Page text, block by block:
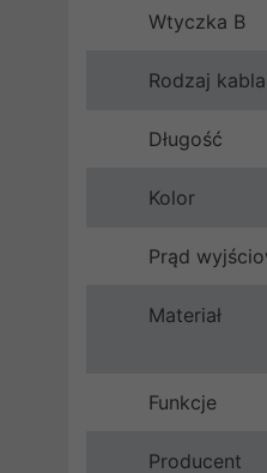
Wtyczka B
Rodzaj kabla
Długość
Kolor
Prąd
Materiał
Funkcje
Producent